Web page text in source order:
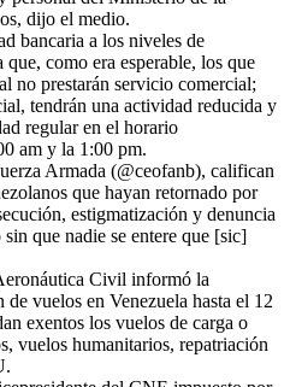
dijo el medio.
bancaria a los niveles de
como era esperable, los que
no prestarán servicio comercial;
tendrán una actividad reducida y
regular en el horario
am y la 1:00 pm.
Armada (@ceofanb), califican
que hayan retornado por
estigmatización y denuncia
que nadie se entere que [sic]
Civil informó la
vuelos en Venezuela hasta el 12
exentos los vuelos de carga o
vuelos humanitarios, repatriación